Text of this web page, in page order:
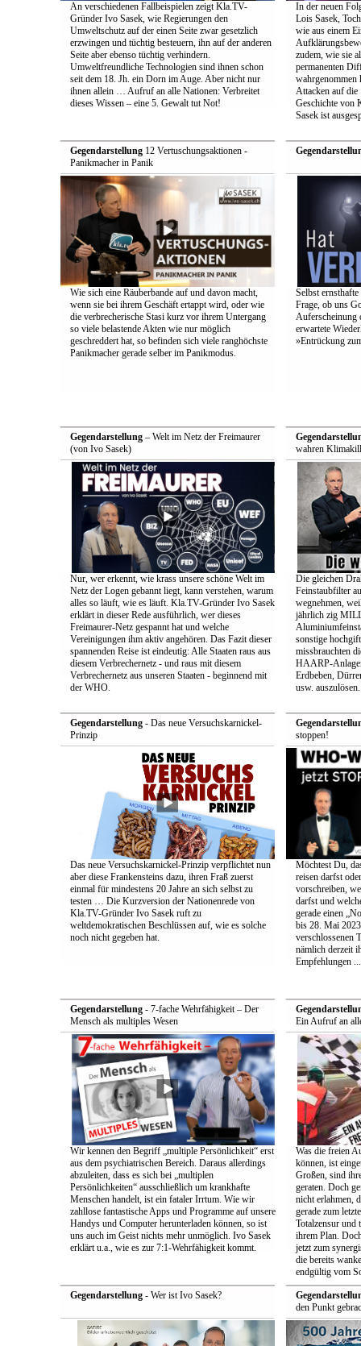
An verschiedenen Fallbeispielen zeigt Kla.TV-
Gründer Ivo Sasek, wie Regierungen den
Umweltschutz auf der einen Seite zwar gesetzlich
erzwingen und tüchtig besteuern, ihn auf der anderen
Seite aber ebenso tüchtig verhindern.
Umweltfreundliche Technologien sind ihnen schon
seit dem 18. Jh. ein Dorn im Auge. Aber nicht nur
ihnen allein … Aufruf an alle Nationen: Verbreitet
dieses Wissen – eine 5. Gewalt tut Not!
In der neuen
Lois Sasek,
wie aus einem
zudem, wie sie
permanenten
wahrgenommen
Attacken auf
Geschichte von
Sasek ist
Gegendarstellung12 Vertuschungsaktionen -
Panikmacher in Panik
Wie sich eine Räuberbande auf und davon macht,
wenn sie bei ihrem Geschäft ertappt wird, oder wie
die verbrecherische Stasi kurz vor ihrem Untergang
so viele belastende Akten wie nur möglich
geschreddert hat, so befinden sich viele ranghöchste
Panikmacher gerade selber im Panikmodus.
Selbst
Frage, ob uns
Auferscheinung
erwartete
»Entrückung
Gegendarstellung– Welt im Netz der Freimaurer
(von Ivo Sasek)
Nur, wer erkennt, wie krass unsere schöne Welt im
Netz der Logen gebannt liegt, kann verstehen, warum
alles so läuft, wie es läuft. Kla.TV-Gründer Ivo Sasek
erklärt in dieser Rede ausführlich, wer dieses
Freimaurer-Netz gespannt hat und welche
Vereinigungen ihm aktiv angehören. Das Fazit dieser
spannenden Reise ist eindeutig: Alle Staaten raus aus
diesem Verbrechernetz - und raus mit diesem
Verbrechernetz aus unseren Staaten - beginnend mit
der WHO.
wahren
Die gleichen
Feinstaubfilter
wegnehmen,
jährlich zig
sonstige
missbrauchten
HAARP-
Erdbeben,
usw. auszulösen.
Gegendarstellung- Das neue Versuchskarnickel-
Prinzip
Das neue Versuchskarnickel-Prinzip verpflichtet nun
aber diese Frankensteins dazu, ihren Fraß zuerst
einmal für mindestens 20 Jahre an sich selbst zu
testen … Die Kurzversion der Nationenrede von
Kla.TV-Gründer Ivo Sasek ruft zu
weltdemokratischen Beschlüssen auf, wie es solche
noch nicht gegeben hat.
stoppen!
Möchtest Du,
reisen darfst
vorschreiben,
darfst und
gerade einen
bis 28. Mai
verschlossenen
nämlich derzeit
Empfehlungen ...
Gegendarstellung- 7-fache Wehrfähigkeit – Der
Mensch als multiples Wesen
Wir kennen den Begriff „multiple Persönlichkeit“ erst
aus dem psychiatrischen Bereich. Daraus allerdings
abzuleiten, dass es sich bei „multiplen
Persönlichkeiten“ ausschließlich um krankhafte
Menschen handelt, ist ein fataler Irrtum. Wie wir
zahllose fantastische Apps und Programme auf unsere
Handys und Computer herunterladen können, so ist
uns auch im Geist nichts mehr unmöglich. Ivo Sasek
erklärt u.a., wie es zur 7:1-Wehrfähigkeit kommt.
Ein Aufruf an
Was die freien
können, ist
Großen, sind
geraten. Doch
nicht erlahmen,
gerade zum
Totalzensur und
ihrem Plan.
jetzt zum
die bereits
endgültig vom
Gegendarstellung- Wer ist Ivo Sasek?
den Punkt